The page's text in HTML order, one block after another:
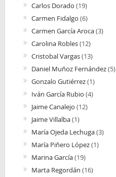
Carlos Dorado (19)
Carmen Fidalgo (6)
Carmen García Aroca(3)
Carolina Robles(12)
Cristobal Vargas(13)
Daniel Muñoz Fernández(5)
Gonzalo Gutiérrez(1)
Iván García Rubio (4)
Jaime Canalejo (12)
Jaime Villalba(1)
María Ojeda Lechuga(3)
María Piñero López(1)
Marina García(19)
Marta Regordán (16)